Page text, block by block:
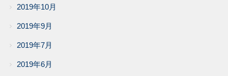
2019年10月
2019年9月
2019年7月
2019年6月